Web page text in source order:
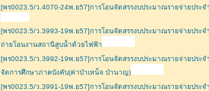
[พร0023.5/ว.4070-24พ.ย57]การโอนจัดสรรงบประมาณรายจ่ายปร
[พร0023.5/ว.3993-19พ.ย57]การโอนจัดสรรงบประมาณรายจ่ายปร
ถ่ายโอนงานสถานีสูบน้ำด้วยไฟฟ้า
[พร0023.5/ว.3992-19พ.ย57]การโอนจัดสรรงบประมาณรายจ่ายปร
จัดการศึกษาภาคบังคับ(ค่าบำเหน็จ บำนาญ)
[พร0023.5/ว.3991-19พ.ย57]การโอนจัดสรรงบประมาณรายจ่ายป